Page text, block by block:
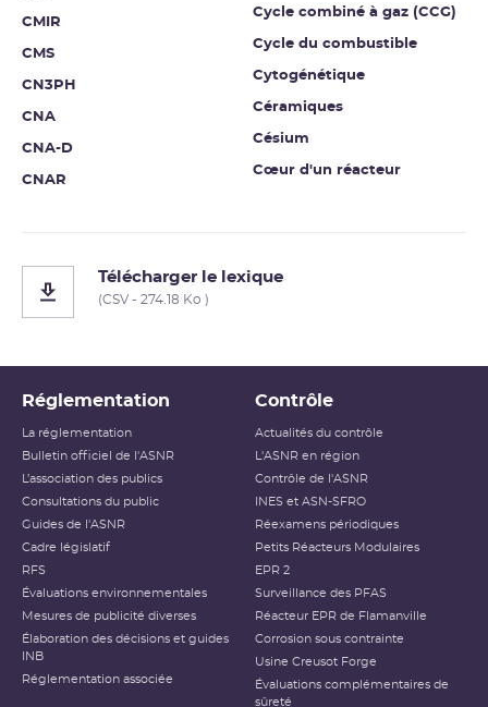
CMIR
CMS
CN3PH
CNA
CNA-D
CNAR
Cycle combiné à gaz (CCG)
Cycle du combustible
Cytogénétique
Céramiques
Césium
Cœur d'un réacteur
Télécharger le lexique
(CSV - 274.18 Ko )
Réglementation
La réglementation
Bulletin officiel de l'ASNR
L’association des publics
Consultations du public
Guides de l'ASNR
Cadre législatif
RFS
Évaluations environnementales
Mesures de publicité diverses
Élaboration des décisions et guides
INB
Réglementation associée
Contrôle
Actualités du contrôle
L'ASNR en région
Contrôle de l'ASNR
INES et ASN-SFRO
Réexamens périodiques
Petits Réacteurs Modulaires
EPR 2
Surveillance des PFAS
Réacteur EPR de Flamanville
Corrosion sous contrainte
Usine Creusot Forge
Évaluations complémentaires de
sûreté